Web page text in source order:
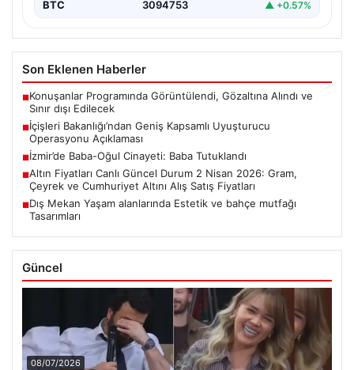
BTC 3094753 ▲ +0.57%
Son Eklenen Haberler
■Konuşanlar Programında Görüntülendi, Gözaltına Alındı ve
Sınır dışı Edilecek
■İçişleri Bakanlığı’ndan Geniş Kapsamlı Uyuşturucu
Operasyonu Açıklaması
■İzmir’de Baba-Oğul Cinayeti: Baba Tutuklandı
■Altın Fiyatları Canlı Güncel Durum 2 Nisan 2026: Gram,
Çeyrek ve Cumhuriyet Altını Alış Satış Fiyatları
■Dış Mekan Yaşam alanlarında Estetik ve bahçe mutfağı
Tasarımları
Güncel
08/07/2026